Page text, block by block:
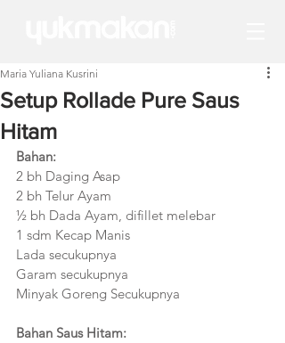
Setup Rollade Pure Saus
Hitam
Maria Yuliana Kusrini
Bahan:
2 bh Daging Asap
2 bh Telur Ayam
½ bh Dada Ayam, difillet melebar
1 sdm Kecap Manis
Lada secukupnya
Garam secukupnya
Minyak Goreng Secukupnya
Bahan Saus Hitam: